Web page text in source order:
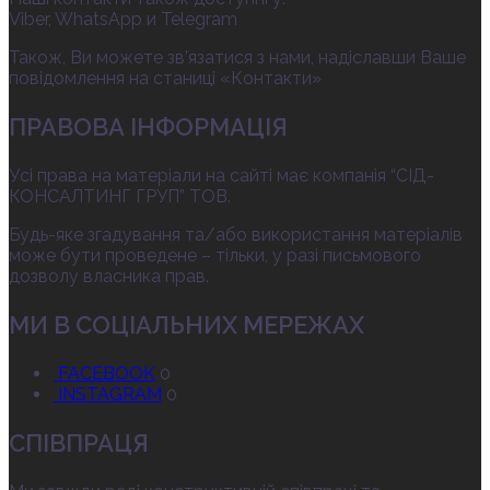
Viber, WhatsApp и Telegram
Також, Ви можете зв’язатися з нами, надіславши Ваше
повідомлення на станиці «Контакти»
ПРАВОВА ІНФОРМАЦІЯ
Усі права на матеріали на сайті має компанія “СІД-
КОНСАЛТИНГ ГРУП” ТОВ.
Будь-яке згадування та/або використання матеріалів
може бути проведене – тільки, у разі письмового
дозволу власника прав.
МИ В СОЦІАЛЬНИХ МЕРЕЖАХ
FACEBOOK 0
INSTAGRAM 0
СПІВПРАЦЯ